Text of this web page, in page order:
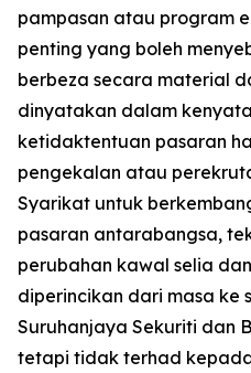
pampasan atau program
penting yang boleh
berbeza secara material
dinyatakan dalam
ketidaktentuan pasaran
pengekalan atau
Syarikat untuk
pasaran antarabangsa,
perubahan kawal selia
diperincikan dari masa ke
Suruhanjaya Sekuriti dan
tetapi tidak terhad